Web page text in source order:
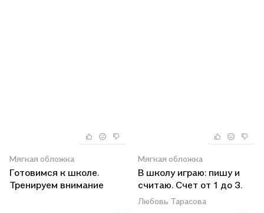
Мягкая обложка
Готовимся к школе.
Тренируем внимание
Мягкая обложка
В школу играю: пишу и
считаю. Счет от 1 до 3.
Тетрадь №1
Любовь Тарасова